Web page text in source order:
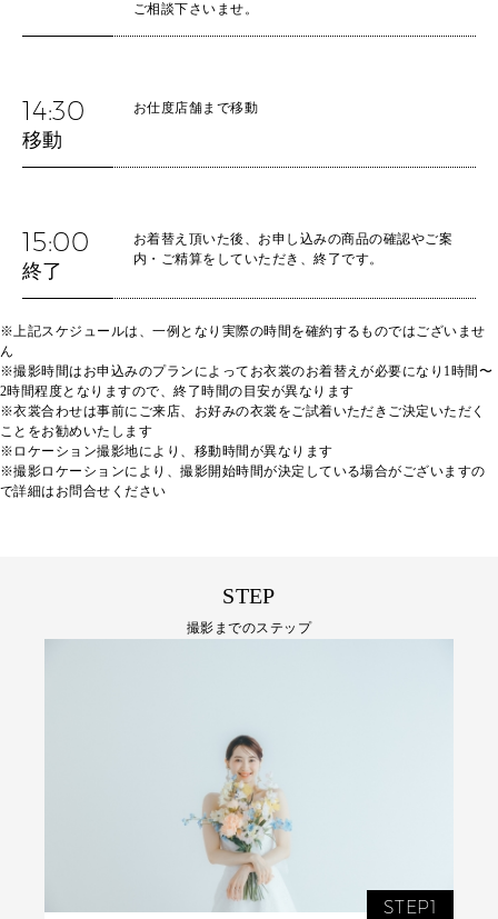
ご相談下さいませ。
14:30
移動
お仕度店舗まで移動
15:00
終了
お着替え頂いた後、お申し込みの商品の確認やご案
内・ご精算をしていただき、終了です。
※上記スケジュールは、一例となり実際の時間を確約するものではございませ
ん
※撮影時間はお申込みのプランによってお衣裳のお着替えが必要になり1時間〜
2時間程度となりますので、終了時間の目安が異なります
※衣裳合わせは事前にご来店、お好みの衣裳をご試着いただきご決定いただく
ことをお勧めいたします
※ロケーション撮影地により、移動時間が異なります
※撮影ロケーションにより、撮影開始時間が決定している場合がございますの
で詳細はお問合せください
STEP
撮影までのステップ
STEP1